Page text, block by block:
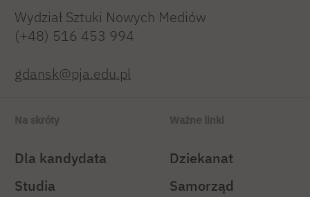
Wydział Sztuki Nowych Mediów
(+48) 516 453 994
gdansk@pja.edu.pl
Na skróty
Dla kandydata
Studia
Ważne linki
Dziekanat
Samorząd